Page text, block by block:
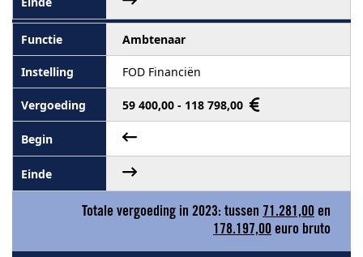
Ambtenaar
FOD Financiën
59 400,00 - 118 798,00
Totale vergoeding in 2023: tussen 71.281,00 en
178.197,00 euro bruto